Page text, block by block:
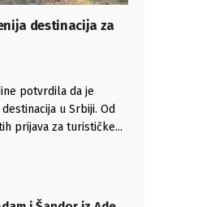
destinacija za
potvrdila da je
u Srbiji. Od
prijava za turističke...